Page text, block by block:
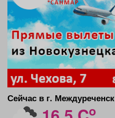
Сейчас в г. Междуреченск
o